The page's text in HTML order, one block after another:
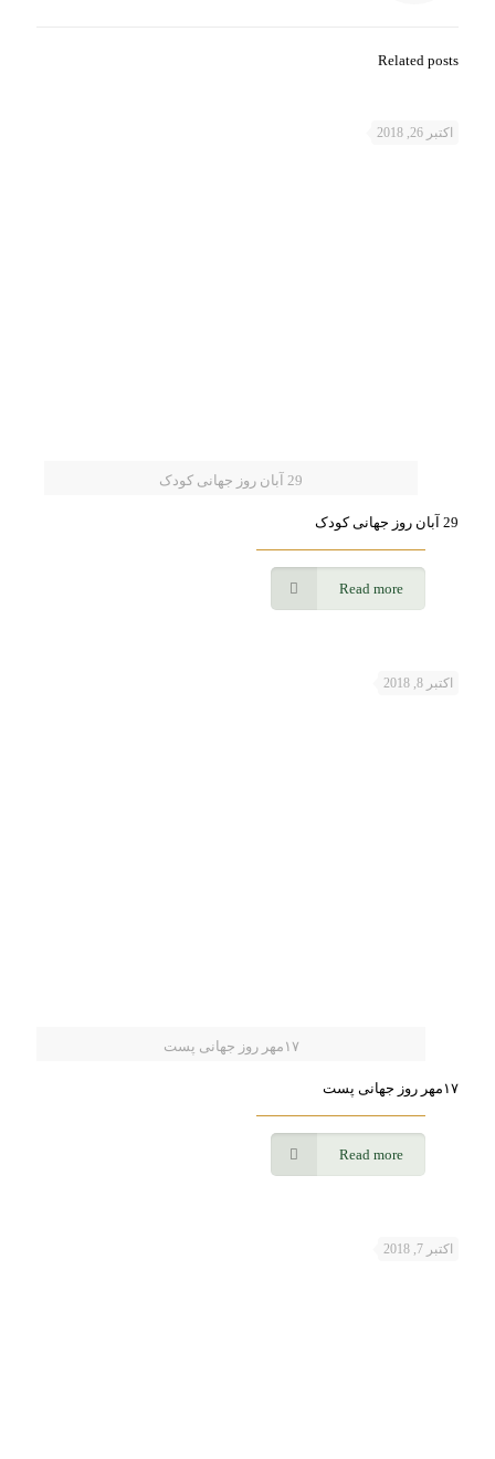
Related posts
29 آبان روز جهانی کودک
اکتبر 26, 2018
29 آبان روز جهانی کودک
Read more
۱۷مهر روز جهانی پست
اکتبر 8, 2018
۱۷مهر روز جهانی پست
Read more
اکتبر 7, 2018